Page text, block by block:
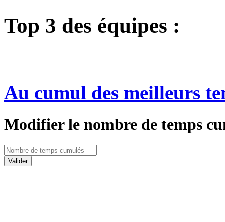
Top 3 des équipes :
Au cumul des meilleurs
Modifier le nombre de temps
Valider